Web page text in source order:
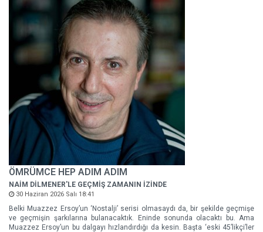
ÖMRÜMCE HEP ADIM ADIM
NAİM DİLMENER'LE GEÇMİŞ ZAMANIN İZİNDE
30 Haziran 2026 Salı 18:41
Belki Muazzez Ersoy’un ‘Nostalji’ serisi olmasaydı da, bir şekilde geçmişe
ve geçmişin şarkılarına bulanacaktık. Eninde sonunda olacaktı bu. Ama
Muazzez Ersoy’un bu dalgayı hızlandırdığı da kesin. Başta ‘eski 45’likçi’ler